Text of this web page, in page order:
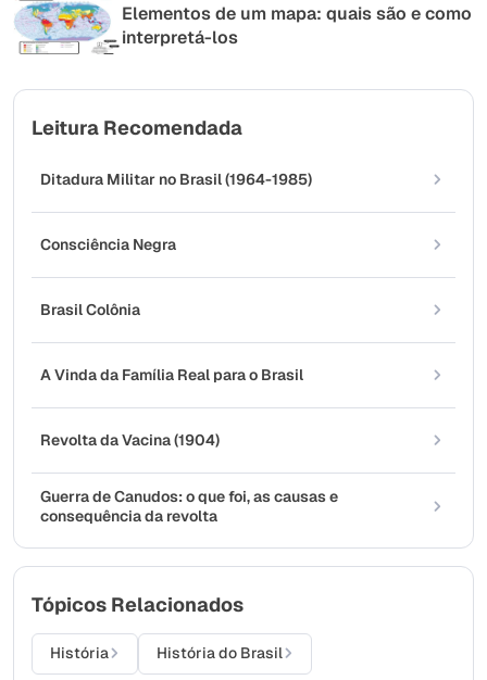
Elementos de um mapa: quais são e como
interpretá-los
Leitura Recomendada
Ditadura Militar no Brasil (1964-1985)
Consciência Negra
Brasil Colônia
A Vinda da Família Real para o Brasil
Revolta da Vacina (1904)
Guerra de Canudos: o que foi, as causas e
consequência da revolta
Tópicos Relacionados
História História do Brasil